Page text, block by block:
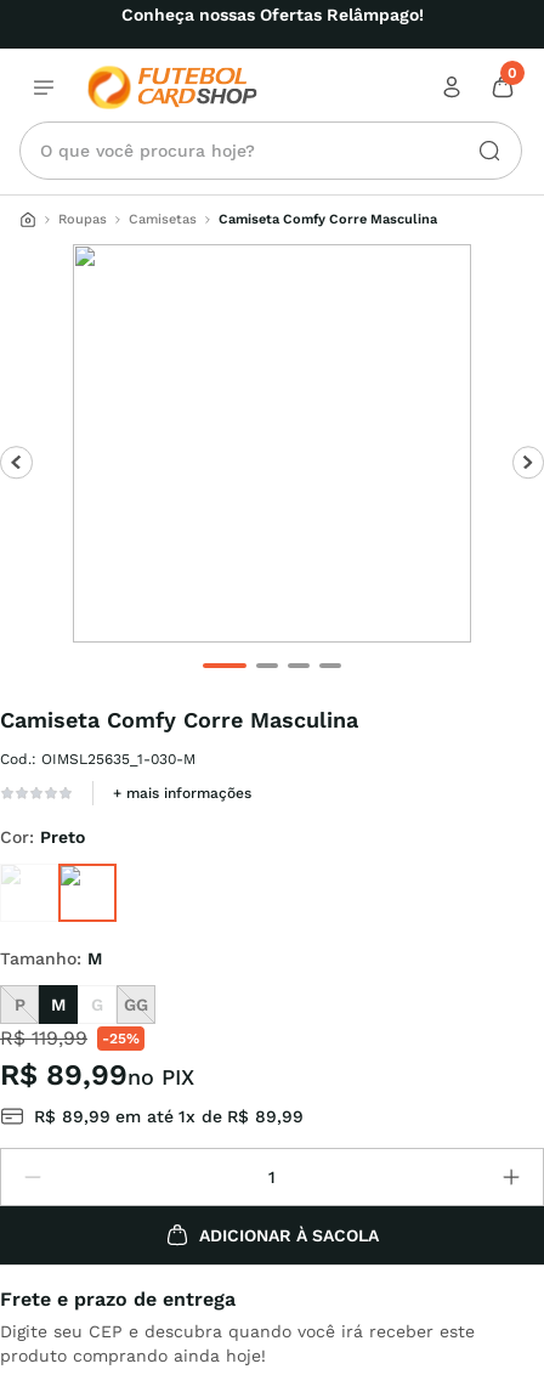
Conheça nossas Ofertas Relâmpago!
0
O que você procura hoje?
Roupas Camisetas Camiseta Comfy Corre Masculina
Camiseta Comfy Corre Masculina
Cod.: OIMSL25635_1-030-M
+ mais informações
Cor: Preto
Tamanho: M
P M G GG
R$ 119,99 -25%
R$ 89,99no PIX
R$ 89,99 em até 1x de R$ 89,99
ADICIONAR À SACOLA